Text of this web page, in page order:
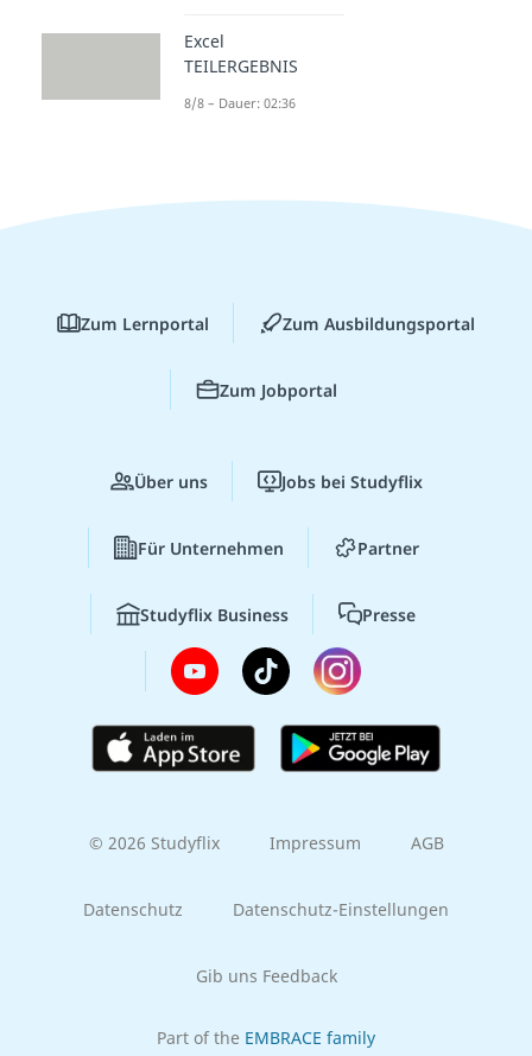
Excel
TEILERGEBNIS
8/8 – Dauer: 02:36
Zum Lernportal Zum Ausbildungsportal
Zum Jobportal
Über uns Jobs bei Studyflix
Für Unternehmen Partner
Studyflix Business Presse
© 2026 Studyflix Impressum AGB
Datenschutz Datenschutz-Einstellungen
Gib uns Feedback
Part of the EMBRACE family